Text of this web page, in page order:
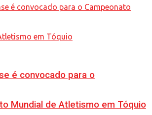
é convocado para o
Mundial de Atletismo em Tóquio